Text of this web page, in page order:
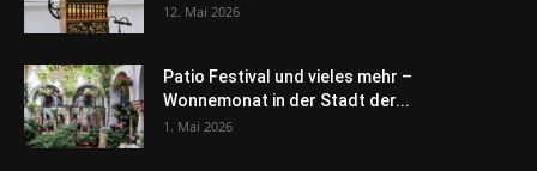
12. Mai 2026
Patio Festival und vieles mehr –
Wonnemonat in der Stadt der...
1. Mai 2026